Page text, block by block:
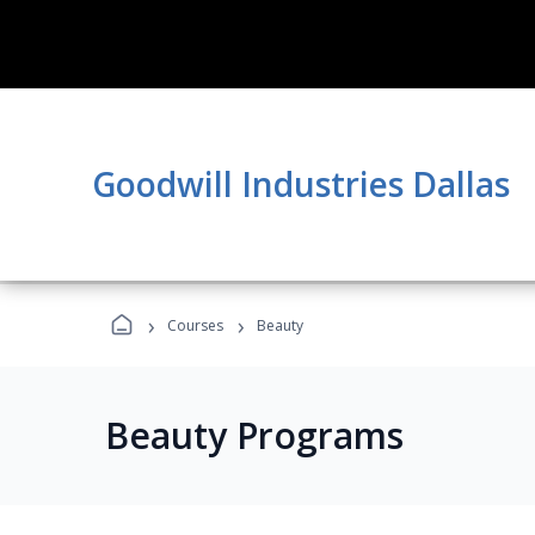
Goodwill Industries Dallas
› Courses › Beauty
Beauty Programs